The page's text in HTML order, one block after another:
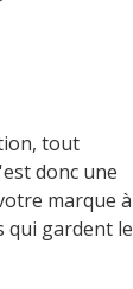
tout
donc une
marque à
qui gardent le